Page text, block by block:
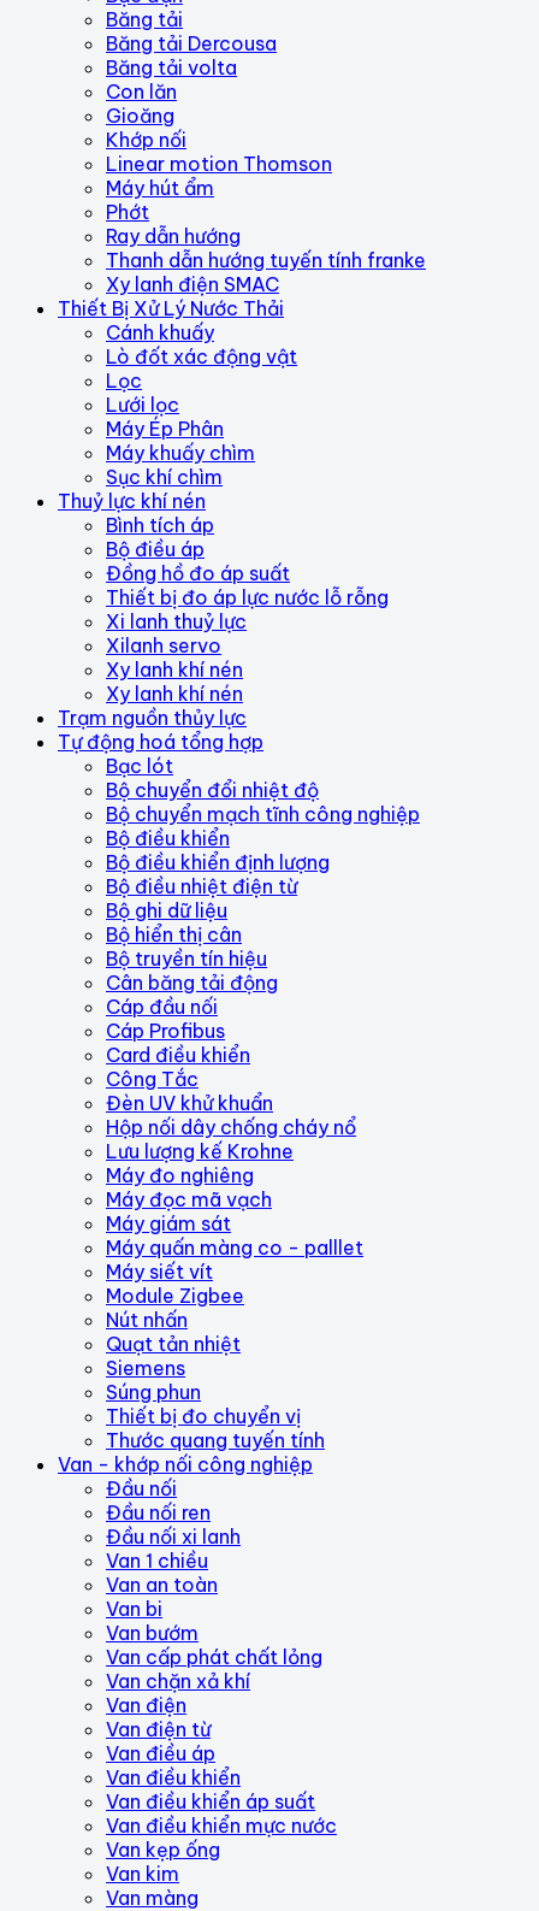
Băng tải
Băng tải Dercousa
Băng tải volta
Con lăn
Gioăng
Khớp nối
Linear motion Thomson
Máy hút ẩm
Phớt
Ray dẫn hướng
Thanh dẫn hướng tuyến tính franke
Xy lanh điện SMAC
Thiết Bị Xử Lý Nước Thải
Cánh khuấy
Lò đốt xác động vật
Lọc
Lưới lọc
Máy Ép Phân
Máy khuấy chìm
Sục khí chìm
Thuỷ lực khí nén
Bình tích áp
Bộ điều áp
Đồng hồ đo áp suất
Thiết bị đo áp lực nước lỗ rỗng
Xi lanh thuỷ lực
Xilanh servo
Xy lanh khí nén
Xy lanh khí nén
Trạm nguồn thủy lực
Tự động hoá tổng hợp
Bạc lót
Bộ chuyển đổi nhiệt độ
Bộ chuyển mạch tĩnh công nghiệp
Bộ điều khiển
Bộ điều khiển định lượng
Bộ điều nhiệt điện từ
Bộ ghi dữ liệu
Bộ hiển thị cân
Bộ truyền tín hiệu
Cân băng tải động
Cáp đầu nối
Cáp Profibus
Card điều khiển
Công Tắc
Đèn UV khử khuẩn
Hộp nối dây chống cháy nổ
Lưu lượng kế Krohne
Máy đo nghiêng
Máy đọc mã vạch
Máy giám sát
Máy quấn màng co - palllet
Máy siết vít
Module Zigbee
Nút nhấn
Quạt tản nhiệt
Siemens
Súng phun
Thiết bị đo chuyển vị
Thước quang tuyến tính
Van - khớp nối công nghiệp
Đầu nối
Đầu nối ren
Đầu nối xi lanh
Van 1 chiều
Van an toàn
Van bi
Van bướm
Van cấp phát chất lỏng
Van chặn xả khí
Van điện
Van điện từ
Van điều áp
Van điều khiển
Van điều khiển áp suất
Van điều khiển mực nước
Van kẹp ống
Van kim
Van màng